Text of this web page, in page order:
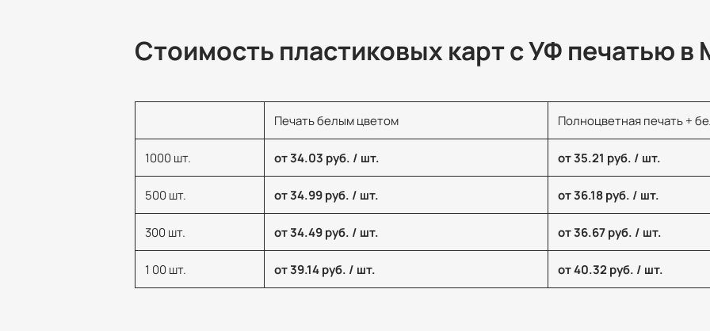
Стоимость пластиковых карт с УФ печатью в
Печать белым цветом Полноцветная печать +
1000 шт. от 34.03 руб. / шт. от 35.21 руб. / шт.
500 шт. от 34.99 руб. / шт. от 36.18 руб. / шт.
300 шт. от 34.49 руб. / шт. от 36.67 руб. / шт.
1 00 шт. от 39.14 руб. / шт. от 40.32 руб. / шт.